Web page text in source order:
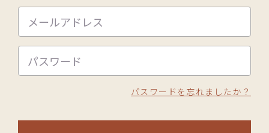
パスワードを忘れましたか？